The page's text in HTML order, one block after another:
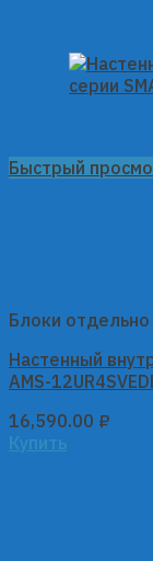
Быстрый
Блоки отдельно
Настенный
AMS-
16,590.00 ₽
Купить